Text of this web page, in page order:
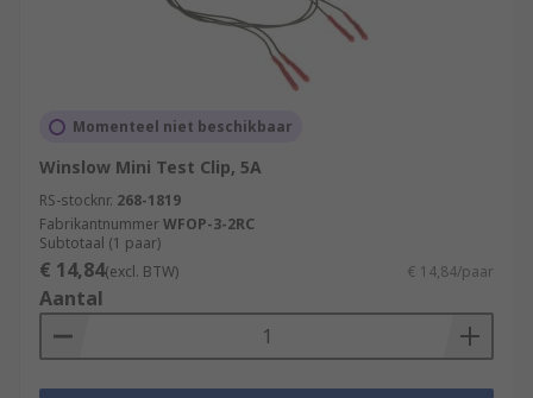
Momenteel niet beschikbaar
Winslow Mini Test Clip, 5A
RS-stocknr. 268-1819
FabrikantnummerWFOP-3-2RC
Subtotaal (1 paar)
€ 14,84(excl. BTW) € 14,84/paar
Aantal